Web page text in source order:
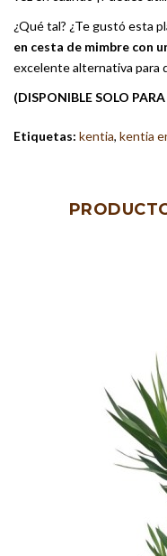
¿Qué tal? ¿Te gustó esta
en cesta de mimbre con
excelente alternativa para
(DISPONIBLE SOLO
Etiquetas: kentia, kentia